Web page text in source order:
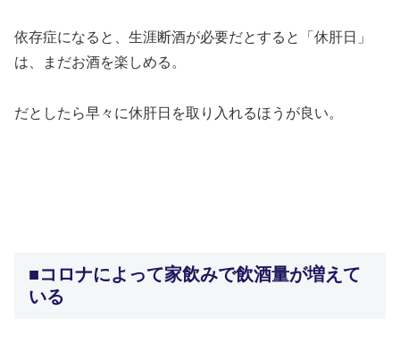
依存症になると、生涯断酒が必要だとすると「休肝日」
は、まだお酒を楽しめる。
だとしたら早々に休肝日を取り入れるほうが良い。
■コロナによって家飲みで飲酒量が増えて
いる